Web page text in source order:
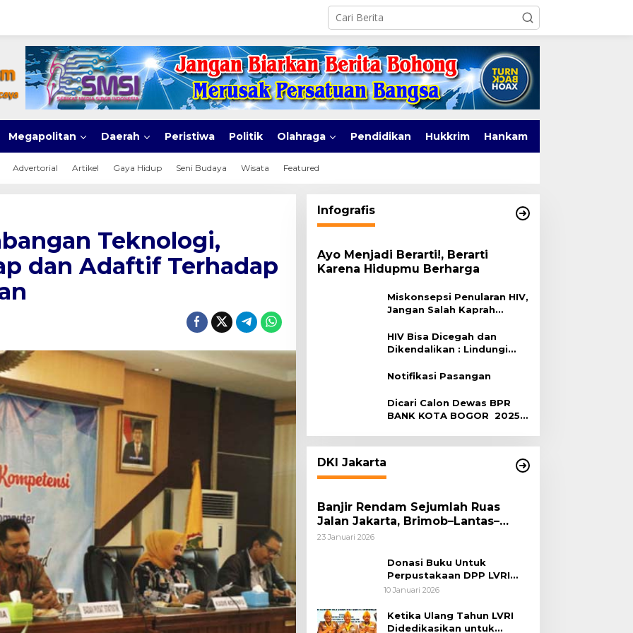
Megapolitan Daerah Peristiwa Politik Olahraga Pendidikan Hukkrim Hankam
Advertorial Artikel Gaya Hidup Seni Budaya Wisata Featured
Teknologi,
dan Adaftif Terhadap
Infografis
Ayo Menjadi Berarti!, Berarti
Karena Hidupmu Berharga
Miskonsepsi Penularan HIV,
Jangan Salah Kaprah
HIV Bisa Dicegah dan
Dikendalikan : Lindungi
Notifikasi Pasangan
Dicari Calon Dewas BPR
BANK KOTA BOGOR 2025-
DKI Jakarta
Banjir Rendam Sejumlah Ruas
Jalan Jakarta, Brimob–Lantas–
Polair PMJ Bergerak Cepat, Polri
23 Januari 2026
Donasi Buku Untuk
Perpustakaan DPP LVRI
Terus Mengalir
10 Januari 2026
Ketika Ulang Tahun LVRI
Didedikasikan untuk